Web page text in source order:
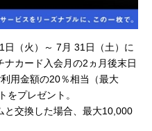
（火）～ 7月 31日（土）に
ナカード入会月の2ヵ月後末日
用金額の20％相当（最大
プレゼント。
交換した場合、最大10,000